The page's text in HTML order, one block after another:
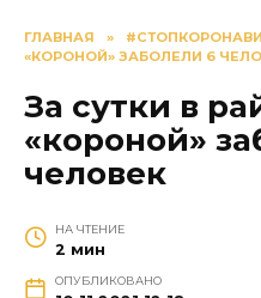
ГЛАВНАЯ »
«КОРОНОЙ» ЗАБОЛЕЛИ 6
За сутки в
«короной»
человек
НА ЧТЕНИЕ
2 мин
ОПУБЛИКОВАНО